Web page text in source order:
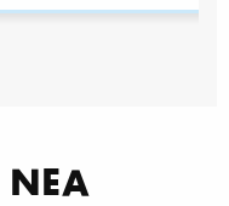
ΝΕΑ